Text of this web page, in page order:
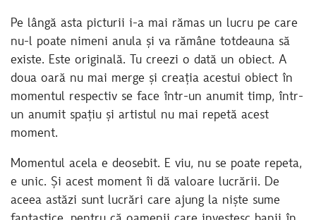
Pe lângă asta picturii i-a mai rămas un lucru pe care
nu-l poate nimeni anula și va rămâne totdeauna să
existe. Este originală. Tu creezi o dată un obiect. A
doua oară nu mai merge și creația acestui obiect în
momentul respectiv se face într-un anumit timp, într-
un anumit spațiu și artistul nu mai repetă acest
moment.
Momentul acela e deosebit. E viu, nu se poate repeta,
e unic. Și acest moment îi dă valoare lucrării. De
aceea astăzi sunt lucrări care ajung la niște sume